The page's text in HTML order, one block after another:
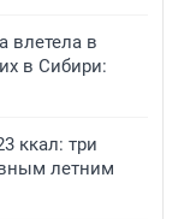
влетела в
в Сибири:
ккал: три
летним